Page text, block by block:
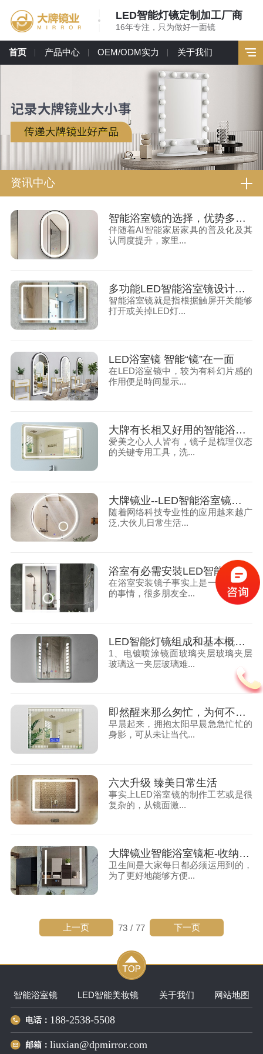
LED智能灯镜定制加工厂商
16年专注，只为做好一面镜
首页 产品中心 OEM/ODM实力 关于我们
资讯中心
智能浴室镜的选择，优势多多！
伴随着AI智能家居家具的普及化及其
认同度提升，家里...
多功能LED智能浴室镜设计方案
智能浴室镜就是指根据触屏开关能够
打开或关掉LED灯...
LED浴室镜 智能“镜”在一面
在LED浴室镜中，较为有科幻片感的
作用便是時间显示...
大牌有长相又好用的智能浴室镜
爱美之心人人皆有，镜子是梳理仪态
的关键专用工具，洗...
大牌镜业--LED智能浴室镜和你一起尊享智能生活
随着网络科技专业性的应用越来越广
泛,大伙儿日常生活...
浴室有必需安裝LED智能灯镜吗？
在浴室安装镜子事实上是一件很一般
的事情，很多朋友全...
LED智能灯镜组成和基本概念是如何的呢？
1、电镀喷涂镜面玻璃夹层玻璃夹层
玻璃这一夹层玻璃难...
即然醒来那么匆忙，为何不许一款LED智能浴室镜替你分担？
早晨起来，拥抱太阳早晨急急忙忙的
身影，可从未让当代...
六大升级 臻美日常生活
事实上LED浴室镜的制作工艺或是很
复杂的，从镜面激...
大牌镜业智能浴室镜柜-收纳小能手
卫生间是大家每日都必须运用到的，
为了更好地能够方便...
73 / 77
上一页 下一页
智能浴室镜 LED智能美妆镜 关于我们 网站地图
电话： 188-2538-5508
邮箱： liuxian@dpmirror.com